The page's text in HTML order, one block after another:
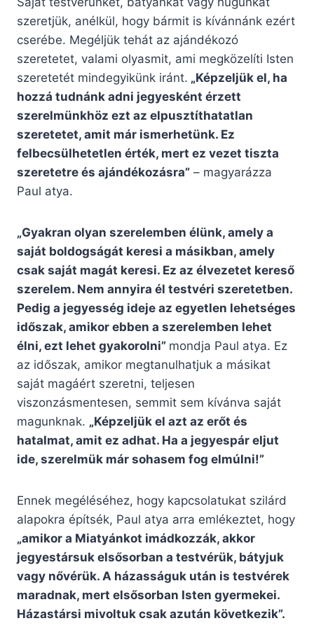
szeretjük, anélkül, hogy bármit is kívánnánk ezért
cserébe. Megéljük tehát az ajándékozó
szeretetet, valami olyasmit, ami megközelíti Isten
szeretetét mindegyikünk iránt. „Képzeljük el, ha
hozzá tudnánk adni jegyesként érzett
szerelmünkhöz ezt az elpusztíthatatlan
szeretetet, amit már ismerhetünk. Ez
felbecsülhetetlen érték, mert ez vezet tiszta
szeretetre és ajándékozásra” – magyarázza
Paul atya.
„Gyakran olyan szerelemben élünk, amely a
saját boldogságát keresi a másikban, amely
csak saját magát keresi. Ez az élvezetet kereső
szerelem. Nem annyira él testvéri szeretetben.
Pedig a jegyesség ideje az egyetlen lehetséges
időszak, amikor ebben a szerelemben lehet
élni, ezt lehet gyakorolni” mondja Paul atya. Ez
az időszak, amikor megtanulhatjuk a másikat
saját magáért szeretni, teljesen
viszonzásmentesen, semmit sem kívánva saját
magunknak. „Képzeljük el azt az erőt és
hatalmat, amit ez adhat. Ha a jegyespár eljut
ide, szerelmük már sohasem fog elmúlni!”
Ennek megéléséhez, hogy kapcsolatukat szilárd
alapokra építsék, Paul atya arra emlékeztet, hogy
„amikor a Miatyánkot imádkozzák, akkor
jegyestársuk elsősorban a testvérük, bátyjuk
vagy nővérük. A házasságuk után is testvérek
maradnak, mert elsősorban Isten gyermekei.
Házastársi mivoltuk csak azután következik”.